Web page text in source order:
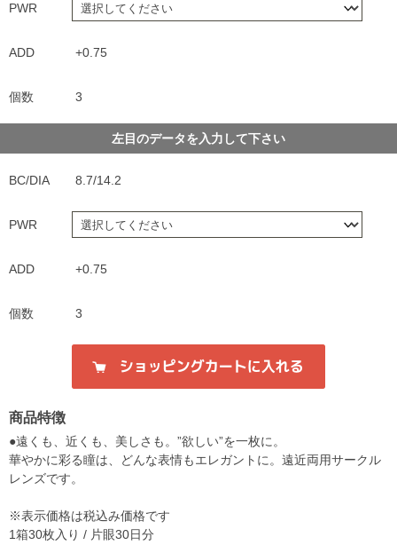
PWR
ADD +0.75
個数 3
左目のデータを入力して下さい
BC/DIA 8.7/14.2
PWR
ADD +0.75
個数 3
商品特徴
●遠くも、近くも、美しさも。”欲しい”を一枚に。
華やかに彩る瞳は、どんな表情もエレガントに。遠近両用サークル
レンズです。
※表示価格は税込み価格です
1箱30枚入り / 片眼30日分